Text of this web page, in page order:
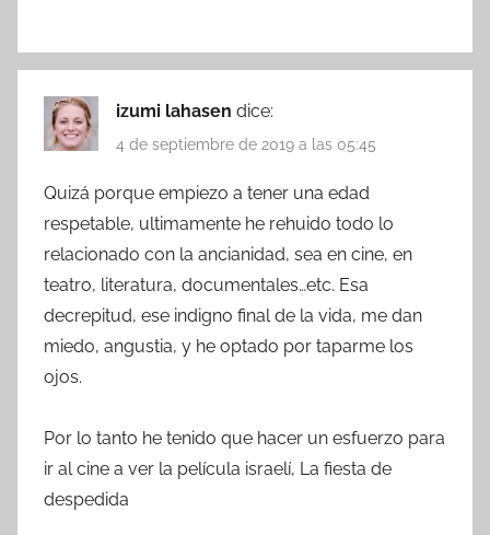
izumi lahasen dice:
4 de septiembre de 2019 a las 05:45
Quizá porque empiezo a tener una edad
respetable, ultimamente he rehuido todo lo
relacionado con la ancianidad, sea en cine, en
teatro, literatura, documentales…etc. Esa
decrepitud, ese indigno final de la vida, me dan
miedo, angustia, y he optado por taparme los
ojos.
Por lo tanto he tenido que hacer un esfuerzo para
ir al cine a ver la película israelí, La fiesta de
despedida